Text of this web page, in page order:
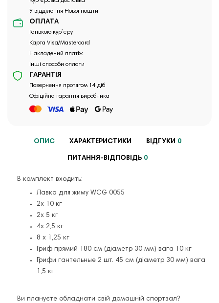
У відділення Нової пошти
ОПЛАТА
Готівкою кур`єру
Карта Visa/Mastercard
Накладений платіж
Інші способи оплати
ГАРАНТІЯ
Повернення протягом 14 діб
Офіційна гарантія виробника
ОПИС ХАРАКТЕРИСТИКИ ВІДГУКИ 0
ПИТАННЯ-ВІДПОВІДЬ 0
В комплект входить:
Лавка для жиму WCG 0055
2x 10 кг
2x 5 кг
4x 2,5 кг
8 x 1,25 кг
Гриф прямий 180 см (діаметр 30 мм) вага 10 кг
Грифи гантельные 2 шт. 45 см (діаметр 30 мм) вага
1,5 кг
Ви плануєте обладнати свій домашній спортзал?